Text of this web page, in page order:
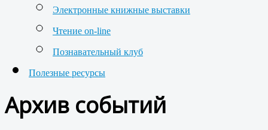
Электронные книжные выставки
Чтение on-line
Познавательный клуб
Полезные ресурсы
Архив событий